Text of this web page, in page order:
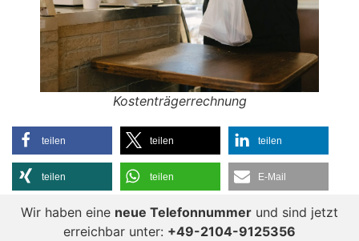
Kostenträgerrechnung
teilen teilen teilen
teilen teilen E-Mail
Wir haben eine neue Telefonnummer und sind jetzt
erreichbar unter: +49-2104-9125356